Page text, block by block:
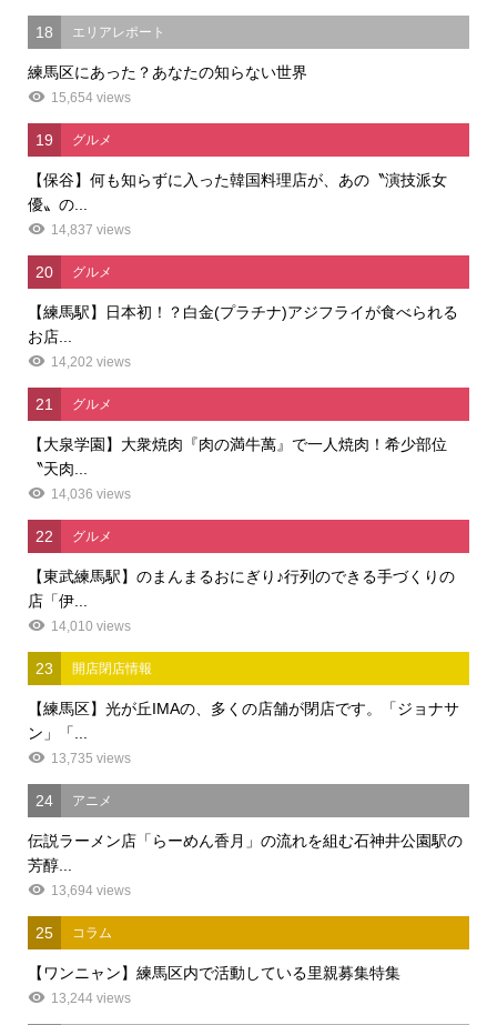
18 エリアレポート
練馬区にあった？あなたの知らない世界
15,654 views
19 グルメ
【保谷】何も知らずに入った韓国料理店が、あの〝演技派女
優〟の...
14,837 views
20 グルメ
【練馬駅】日本初！？白金(プラチナ)アジフライが食べられる
お店...
14,202 views
21 グルメ
【大泉学園】大衆焼肉『肉の満牛萬』で一人焼肉！希少部位
〝天肉...
14,036 views
22 グルメ
【東武練馬駅】のまんまるおにぎり♪行列のできる手づくりの
店「伊...
14,010 views
23 開店閉店情報
【練馬区】光が丘IMAの、多くの店舗が閉店です。「ジョナサ
ン」「...
13,735 views
24 アニメ
伝説ラーメン店「らーめん香月」の流れを組む石神井公園駅の
芳醇...
13,694 views
25 コラム
【ワンニャン】練馬区内で活動している里親募集特集
13,244 views